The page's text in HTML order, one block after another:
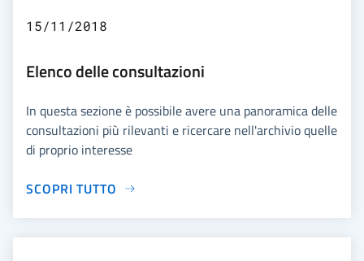
15/11/2018
Elenco delle consultazioni
In questa sezione è possibile avere una panoramica delle
consultazioni più rilevanti e ricercare nell'archivio quelle
di proprio interesse
SCOPRI TUTTO